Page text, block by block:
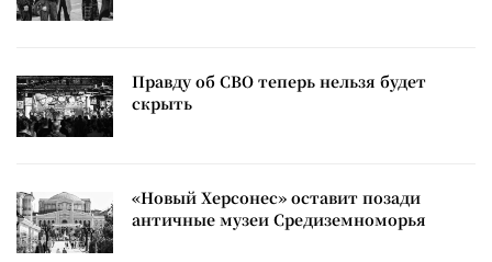
Правду об СВО теперь нельзя будет
скрыть
«Новый Херсонес» оставит позади
античные музеи Средиземноморья